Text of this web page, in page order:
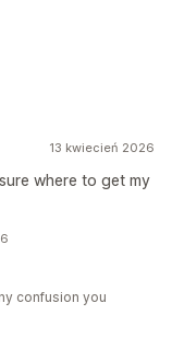
13 kwiecień 2026
where to get my
confusion you